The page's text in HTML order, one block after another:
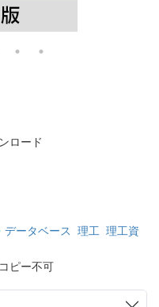
ロード
データベース 理工 理工資
ピー不可